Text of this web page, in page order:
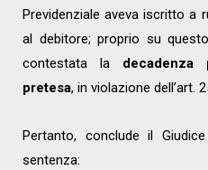
Previdenziale aveva iscritto a
al debitore; proprio su
contestata la
pretesa, in violazione dell’art.
Pertanto, conclude il
sentenza: